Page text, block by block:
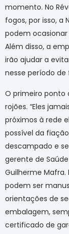
momento. No
fogos, por isso, a
podem
Além disso, a
irão ajudar a
nesse período de
O primeiro ponto
rojões. “Eles
próximos à rede
possível da
descampado e
gerente de
Guilherme
podem ser
orientações de
embalagem,
certificado de